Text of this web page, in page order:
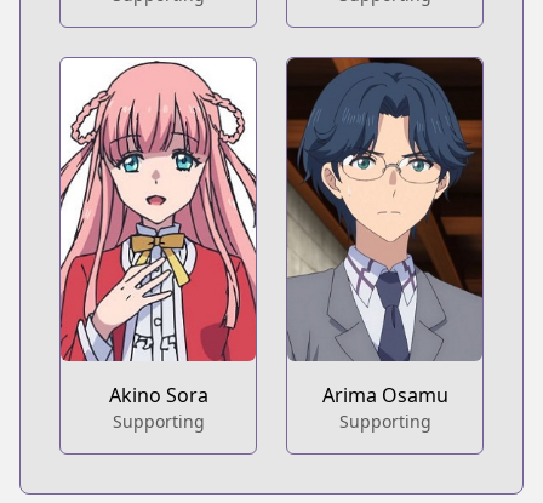
Akino Sora
Supporting
Arima Osamu
Supporting